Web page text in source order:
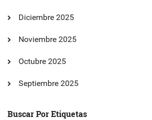
Diciembre 2025
Noviembre 2025
Octubre 2025
Septiembre 2025
Buscar Por Etiquetas